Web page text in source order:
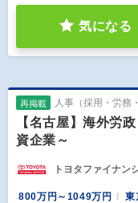
気になる
再掲載 人事（採用・労務
【名古屋】海外労
資企業～
トヨタファイナン
800万円～1049万円
東